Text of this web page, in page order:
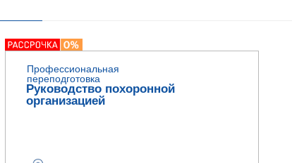
Руководство похоронной
организацией
Профессиональная
переподготовка